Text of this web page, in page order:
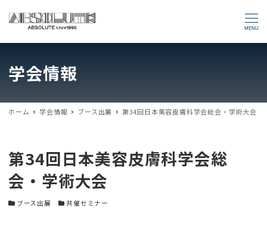
MENU
学会情報
ホーム 学会情報 ブース出展 第34回日本美容皮膚科学会総会・学術大会
第34回日本美容皮膚科学会総
会・学術大会
学会カテゴリー
ブース出展 学会カテゴリー
共催セミナー